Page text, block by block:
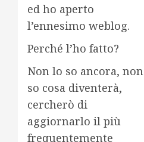
ed ho aperto
l’ennesimo weblog.
Perché l’ho fatto?
Non lo so ancora, non
so cosa diventerà,
cercherò di
aggiornarlo il più
frequentemente